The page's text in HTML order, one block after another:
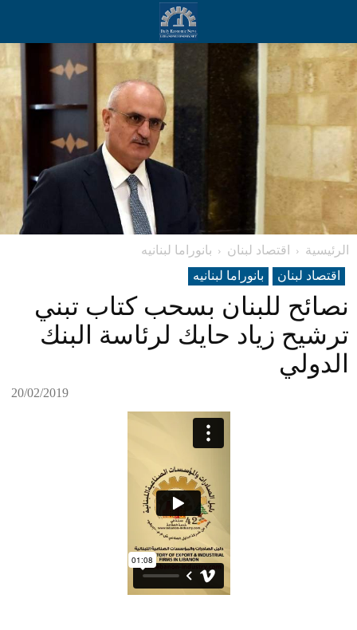
الرئيسية اقتصاد لبنان
بانوراما لبنانیه
اقتصاد لبنان
بانوراما لبنانیه
نصائح للبنان بسحب كتاب تبني
ترشيح زياد حايك لرئاسة البنك
الدولي
20/02/2019